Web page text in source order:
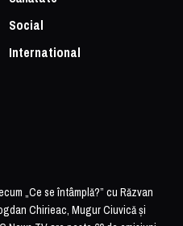
Social
International
„Ce se întâmplă?” cu Răzvan
Chirieac, Mugur Ciuvică și